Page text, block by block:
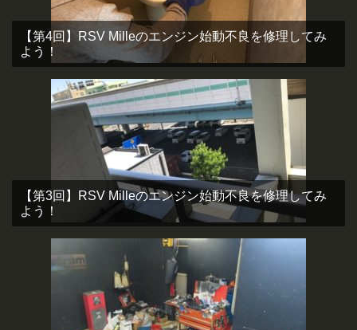
【第4回】RSV Milleのエンジン始動不良を修理してみ
よう！
【第3回】RSV Milleのエンジン始動不良を修理してみ
よう！